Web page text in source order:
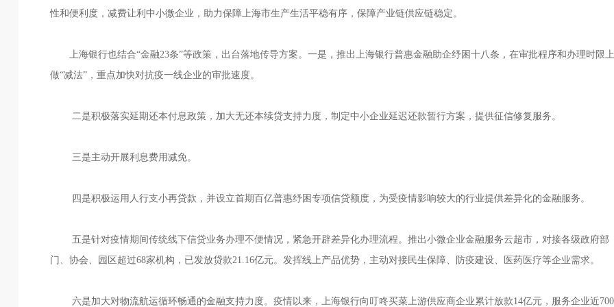
性和便利度，减费让利中小微企业，助力保障上海市生产生活平稳有序，保障产业链供应链稳定。
上海银行也结合“金融23条”等政策，出台落地传导方案。一是，推出上海银行普惠金融助企纾困十八条，在审批程序和办理时限上
做“减法”，重点加快对抗疫一线企业的审批速度。
二是积极落实延期还本付息政策，加大无还本续贷支持力度，制定中小企业延迟还款暂行方案，提供征信修复服务。
三是主动开展利息费用减免。
四是积极运用人行支小再贷款，并设立首期百亿普惠纾困专项信贷额度，为受疫情影响较大的行业提供差异化的金融服务。
五是针对疫情期间传统线下信贷业务办理不便情况，紧急开辟差异化办理流程。推出小微企业金融服务云超市，对接各级政府部
门、协会、园区超过68家机构，已发放贷款21.16亿元。发挥线上产品优势，主动对接民生保障、防疫建设、医药医疗等企业需求。
六是加大对物流航运循环畅通的金融支持力度。疫情以来，上海银行向叮咚买菜上游供应商企业累计放款14亿元，服务企业近700